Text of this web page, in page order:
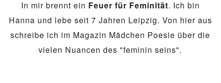
In mir brennt ein Feuer für Feminität. Ich bin
Hanna und lebe seit 7 Jahren Leipzig. Von hier aus
schreibe ich im Magazin Mädchen Poesie über die
vielen Nuancen des "feminin seins".